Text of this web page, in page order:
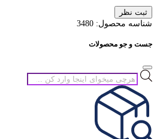
ثبت نظر
شناسه محصول: 3480
جست و جو محصولات
جستجوی
محصولات